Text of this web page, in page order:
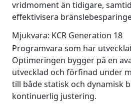
vridmoment än tidigare,
effektivisera
Mjukvara: KCR Generation 18
Programvara som har
Optimeringen bygger på en
utvecklad och förfinad under
till både statisk och dynamisk
kontinuerlig justering.